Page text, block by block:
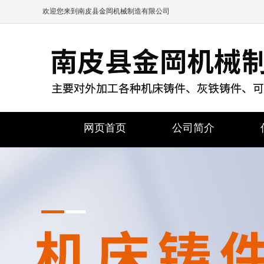
欢迎您来到南皮县金岡机械制造有限公司
网页首页 公司简介